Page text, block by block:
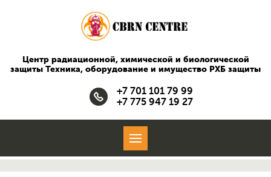
Центр радиационной, химической и биологической
защиты Техника, оборудование и имущество РХБ защиты
+7 701 101 79 99
+7 775 947 19 27